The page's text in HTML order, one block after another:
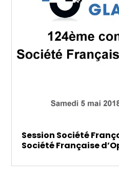
Session Société
Société Française